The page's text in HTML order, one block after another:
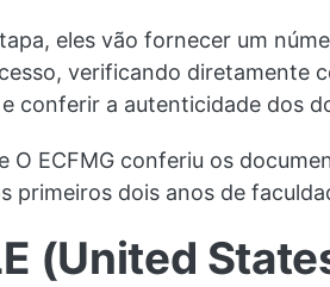
eles vão fornecer um
verificando diretamente
conferir a autenticidade dos
O ECFMG conferiu os
primeiros dois anos de
(United